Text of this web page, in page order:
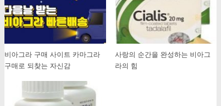
비아그라 구매 사이트 카마그라
구매로 되찾는 자신감
사랑의 순간을 완성하는 비아그
라의 힘